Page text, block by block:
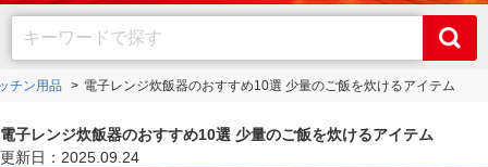
チン用品 電子レンジ炊飯器のおすすめ10選 少量のご飯を炊けるアイテム
電子レンジ炊飯器のおすすめ10選 少量のご飯を炊けるアイテム
更新日：2025.09.24